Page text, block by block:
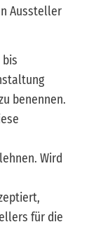
Aussteller
benennen.
Wird
für die